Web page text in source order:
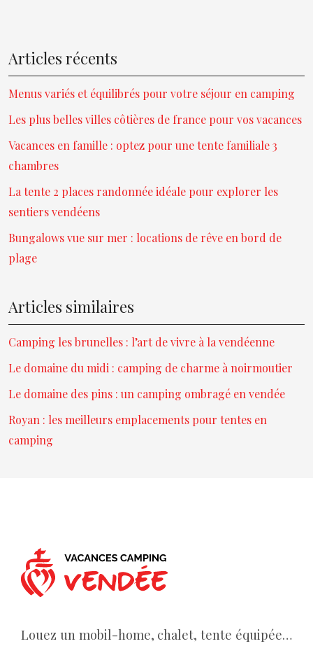
Articles récents
Menus variés et équilibrés pour votre séjour en camping
Les plus belles villes côtières de france pour vos vacances
Vacances en famille : optez pour une tente familiale 3
chambres
La tente 2 places randonnée idéale pour explorer les
sentiers vendéens
Bungalows vue sur mer : locations de rêve en bord de
plage
Articles similaires
Camping les brunelles : l’art de vivre à la vendéenne
Le domaine du midi : camping de charme à noirmoutier
Le domaine des pins : un camping ombragé en vendée
Royan : les meilleurs emplacements pour tentes en
camping
Louez un mobil-home, chalet, tente équipée…